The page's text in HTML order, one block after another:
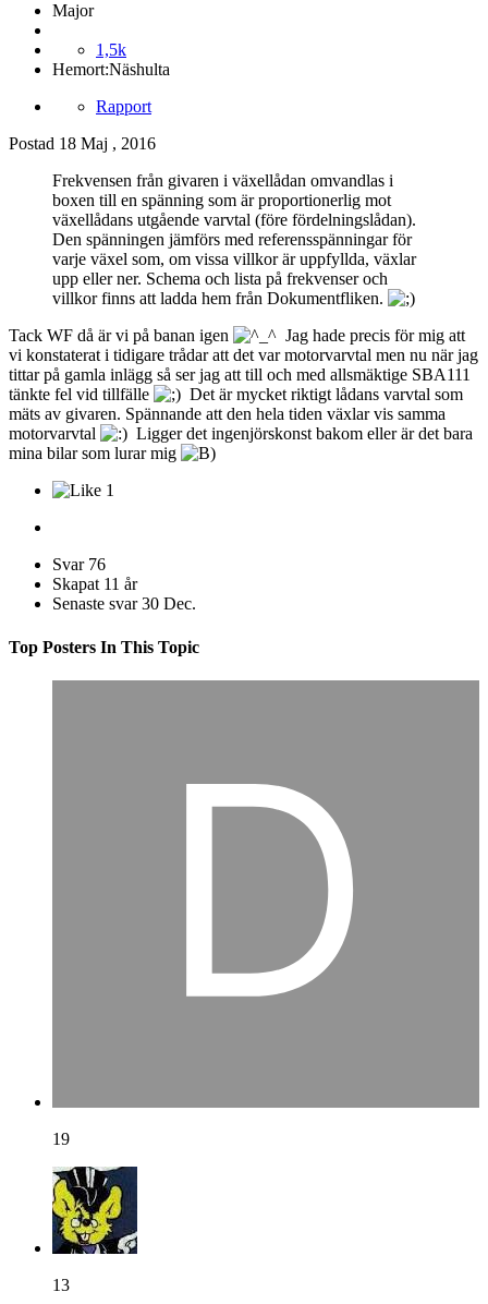
Major
1,5k
Hemort:Näshulta
Rapport
Postad 18 Maj , 2016
Frekvensen från givaren i växellådan omvandlas i
boxen till en spänning som är proportionerlig mot
växellådans utgående varvtal (före fördelningslådan).
Den spänningen jämförs med referensspänningar för
varje växel som, om vissa villkor är uppfyllda, växlar
upp eller ner. Schema och lista på frekvenser och
villkor finns att ladda hem från Dokumentfliken.
Tack WF då är vi på banan igen
Jag hade precis för mig att
vi konstaterat i tidigare trådar att det var motorvarvtal men nu när jag
tittar på gamla inlägg så ser jag att till och med allsmäktige SBA111
tänkte fel vid tillfälle
Det är mycket riktigt lådans varvtal som
mäts av givaren. Spännande att den hela tiden växlar vis samma
motorvarvtal
Ligger det ingenjörskonst bakom eller är det bara
mina bilar som lurar mig
1
Svar 76
Skapat 11 år
Senaste svar 30 Dec.
Top Posters In This Topic
19
13